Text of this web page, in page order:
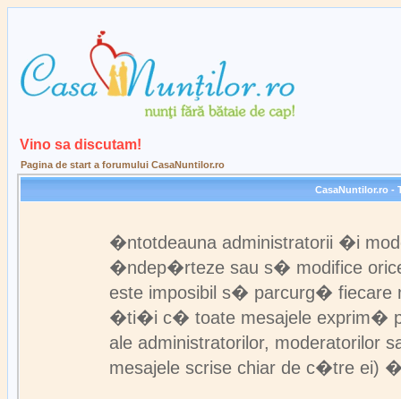
Vino sa discutam!
Pagina de start a forumului CasaNuntilor.ro
CasaNuntilor.ro -
�ntotdeauna administratorii �i
�ndep�rteze sau s� modifice
este imposibil s� parcurg�
�ti�i c� toate mesajele exprim�
ale administratorilor,
mesajele scrise chiar de c�tre ei)